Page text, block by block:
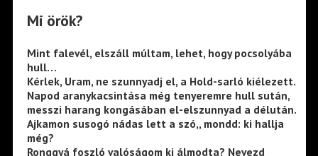
Mi örök?
Mint falevél, elszáll múltam, lehet, hogy pocsolyába
hull…
Kérlek, Uram, ne szunnyadj el, a Hold-sarló kiélezett.
Napod aranykacsintása még tenyeremre hull sután,
messzi harang kongásában el-elszunnyad a délután.
Ajkamon susogó nádas lett a szó,, mondd: ki hallja
még?
Ronggyá foszló valóságom ki álmodta? Nevezd